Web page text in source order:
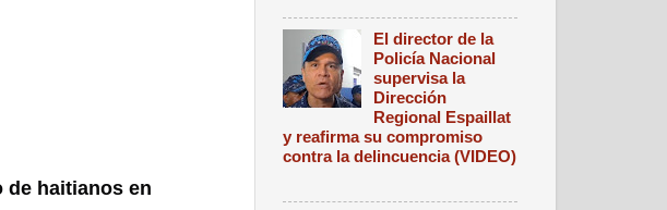
de haitianos en
El director de la
Policía Nacional
supervisa la
Dirección
Regional Espaillat
y reafirma su compromiso
contra la delincuencia (VIDEO)